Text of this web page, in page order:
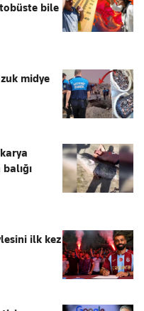
bile
midye
ilk kez